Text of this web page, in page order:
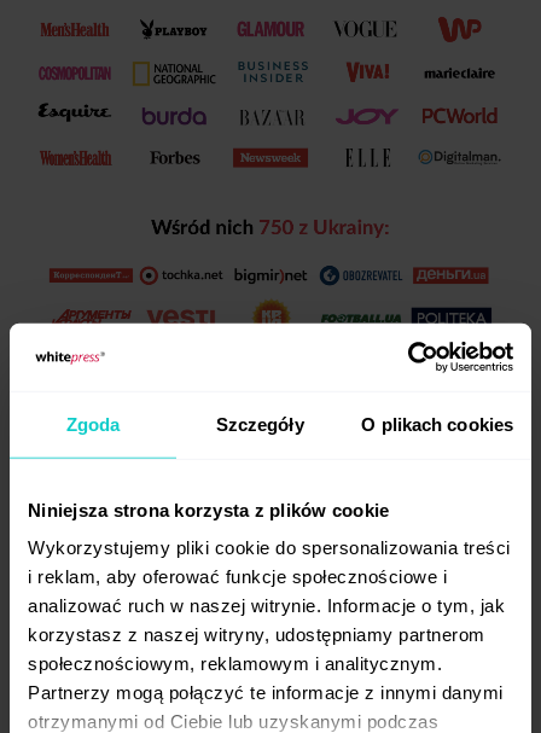
Zgoda Szczegóły O plikach cookies
Niniejsza strona korzysta z plików cookie
Wykorzystujemy pliki cookie do spersonalizowania treści
i reklam, aby oferować funkcje społecznościowe i
analizować ruch w naszej witrynie. Informacje o tym, jak
korzystasz z naszej witryny, udostępniamy partnerom
społecznościowym, reklamowym i analitycznym.
Partnerzy mogą połączyć te informacje z innymi danymi
otrzymanymi od Ciebie lub uzyskanymi podczas
zostało dodanych ponad tysiąc
sprawdzonych portali, na których można
publikować w języku angielskim, bułgarskim,
ukraińskim oraz rosyjskim. Każdy zamówiony
tekst opracowywany jest przez nativ
speaker’a,a lokalny zespół koordynuje
publikacje i jest wsparciem dla klienta.